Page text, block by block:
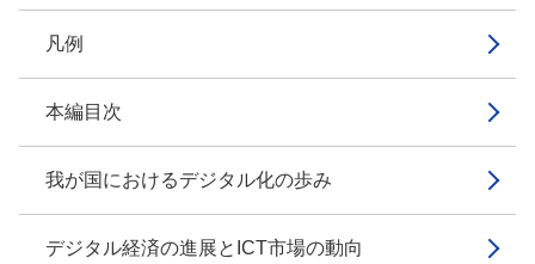
凡例
本編目次
我が国におけるデジタル化の歩み
デジタル経済の進展とICT市場の動向